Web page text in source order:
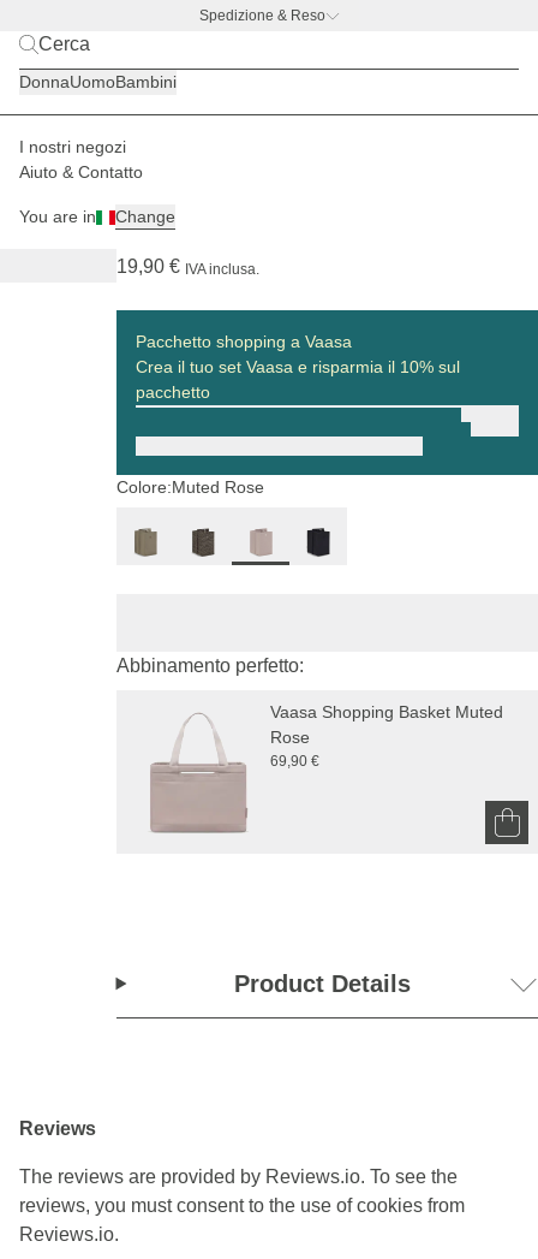
Spedizione & Reso
BACK TO BUSINESS –
DonnaUomoBambini
I nostri negozi
Aiuto & Contatto
You are in Change
Donna Cesti della spesa
19,90 € IVA inclusa.
Pacchetto shopping a Vaasa
Crea il tuo set Vaasa e risparmia il 10% sul
pacchetto
Colore:Muted Rose
Abbinamento perfetto:
Vaasa Shopping Basket Muted
Rose
69,90 €
Product Details
Reviews
The reviews are provided by Reviews.io. To see the
reviews, you must consent to the use of cookies from
Reviews.io.